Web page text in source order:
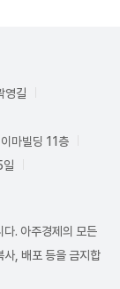
영길
마빌딩 11층
. 아주경제의 모든
, 배포 등을 금지합